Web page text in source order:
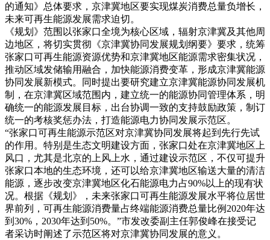
的通知》总体要求，京津冀地区要实现煤炭消费总量负增长，
未来可再生能源发展需求迫切。
《规划》范围以张家口全境为核心区域，辐射京津冀及其他周
边地区，将切实贯彻《京津冀协同发展规划纲要》要求，统筹
张家口可再生能源资源优势和京津冀地区能源需求密集状况，
推动区域发储输用融合，加快能源消费变革，形成京津冀能源
协同发展新模式。同时提出要研究建立京津冀能源协同发展机
制，在京津冀区域范围内，建立统一的能源协同管理体系，明
确统一的能源发展目标，出台协调一致的支持鼓励政策，制订
统一的考核奖惩办法，打造能源电力协同发展示范区。
“张家口可再生能源示范区对京津冀协同发展将起到先行先试
的作用。特别是生态文明建设方面，张家口处在京津冀地区上
风口，尤其是北京的上风上水，通过建设示范区，不仅可提升
张家口本地的生态环境，还可以给京津冀地区输送大量的清洁
能源，逐步改变京津冀地区化石能源电力占90%以上的现有状
况。根据《规划》，未来张家口可再生能源发展水平将位居世
界前列，可再生能源消费量占终端能源消费总量比例2020年达
到30%，2030年达到50%。”市发改委副主任郭俊峰在接受记
者采访时阐述了示范区将对京津冀协同发展的意义。